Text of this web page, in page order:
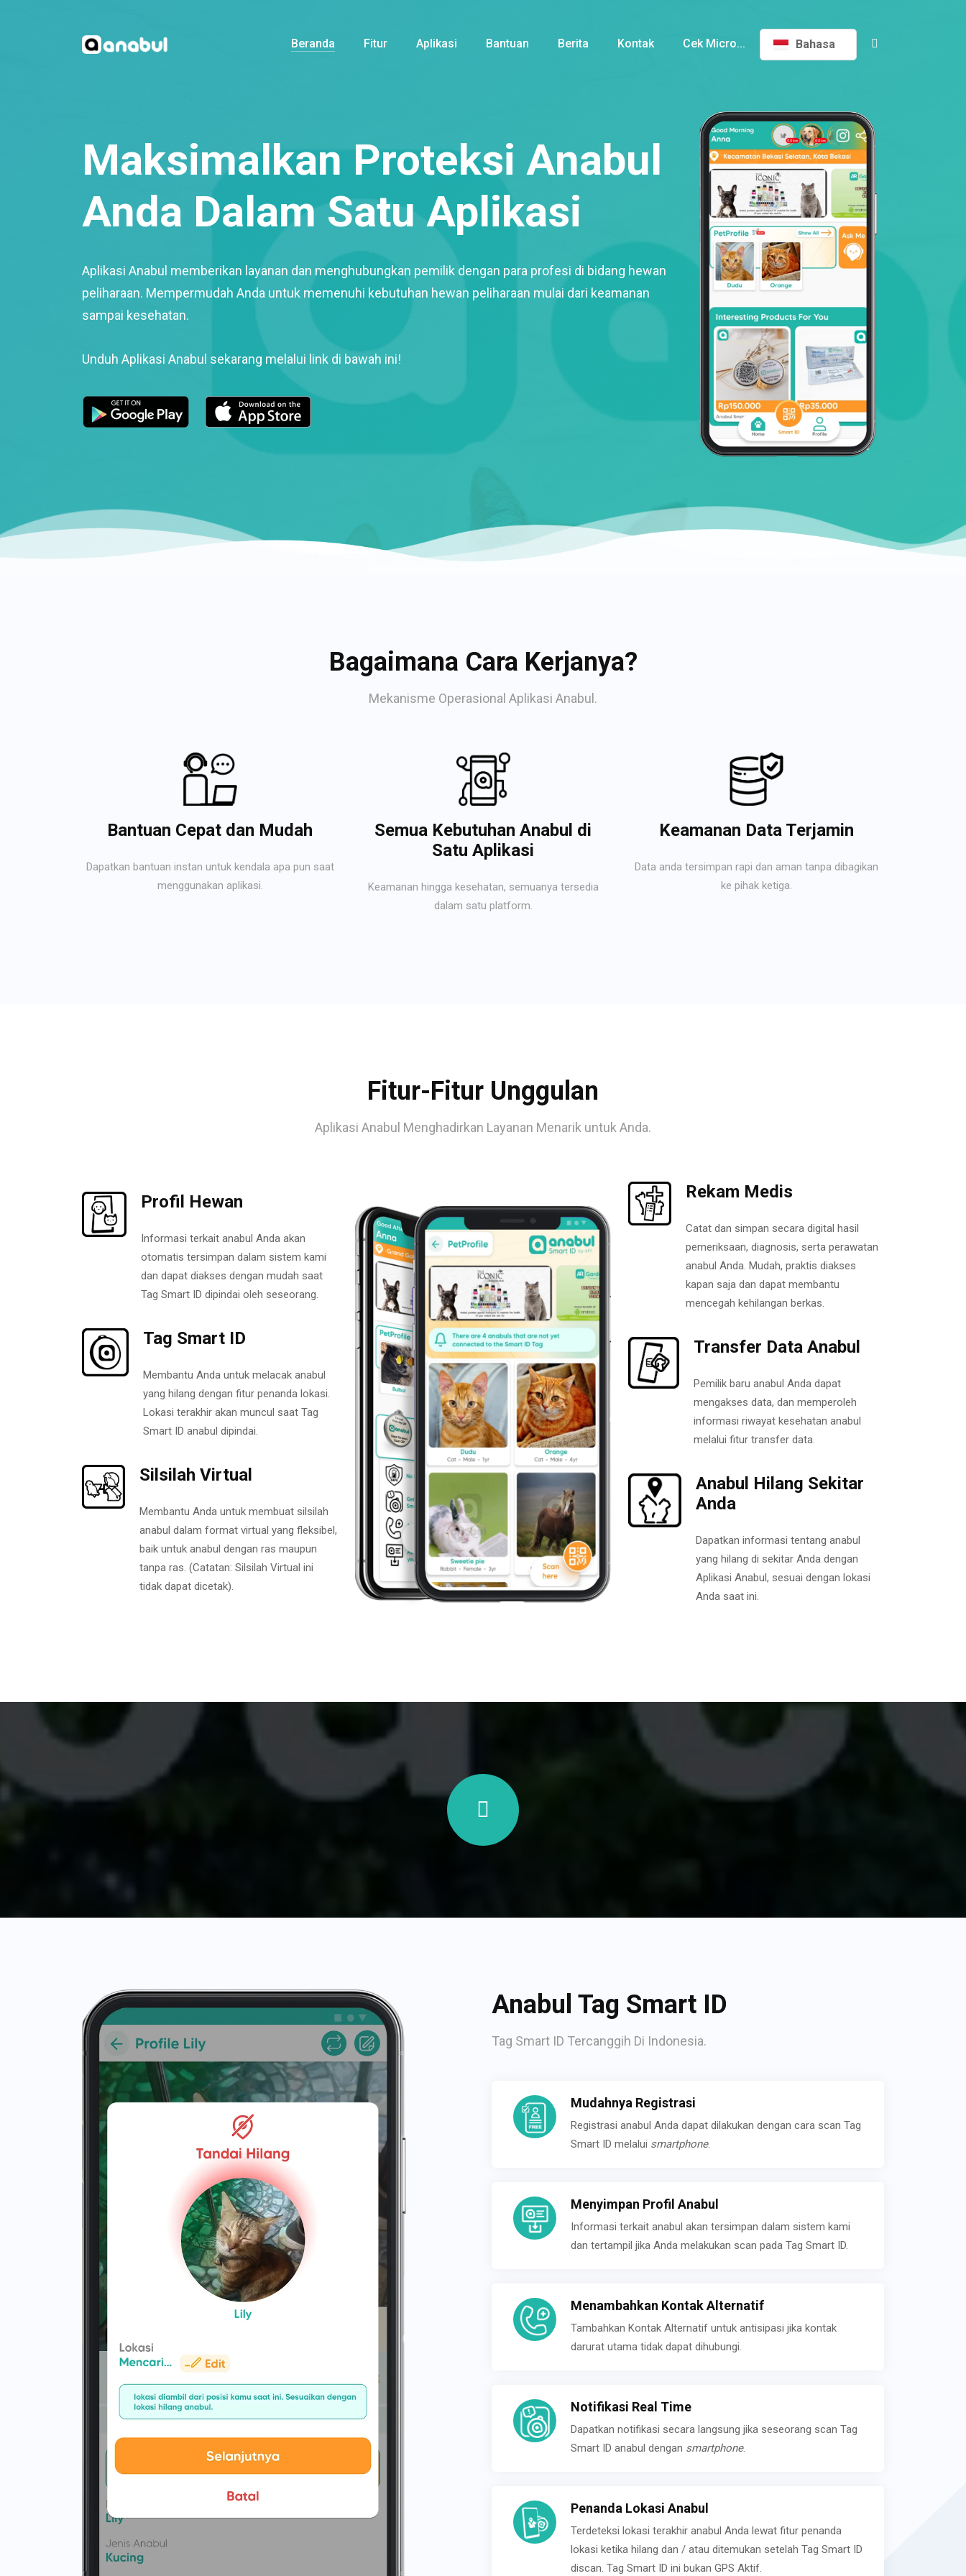
Beranda Fitur Aplikasi Bantuan Berita Kontak Cek Micro... Bahasa
Maksimalkan Proteksi Anabul
Anda Dalam Satu Aplikasi
Aplikasi Anabul memberikan layanan dan menghubungkan pemilik dengan para profesi di bidang hewan
peliharaan. Mempermudah Anda untuk memenuhi kebutuhan hewan peliharaan mulai dari keamanan
sampai kesehatan.
Unduh Aplikasi Anabul sekarang melalui link di bawah ini!
Bagaimana Cara Kerjanya?
Mekanisme Operasional Aplikasi Anabul.
Bantuan Cepat dan Mudah
Dapatkan bantuan instan untuk kendala apa pun saat
menggunakan aplikasi.
Semua Kebutuhan Anabul di
Satu Aplikasi
Keamanan hingga kesehatan, semuanya tersedia
dalam satu platform.
Keamanan Data Terjamin
Data anda tersimpan rapi dan aman tanpa dibagikan
ke pihak ketiga.
Fitur-Fitur Unggulan
Aplikasi Anabul Menghadirkan Layanan Menarik untuk Anda.
Profil Hewan
Informasi terkait anabul Anda akan
otomatis tersimpan dalam sistem kami
dan dapat diakses dengan mudah saat
Tag Smart ID dipindai oleh seseorang.
Tag Smart ID
Membantu Anda untuk melacak anabul
yang hilang dengan fitur penanda lokasi.
Lokasi terakhir akan muncul saat Tag
Smart ID anabul dipindai.
Silsilah Virtual
Membantu Anda untuk membuat silsilah
anabul dalam format virtual yang fleksibel,
baik untuk anabul dengan ras maupun
tanpa ras. (Catatan: Silsilah Virtual ini
tidak dapat dicetak).
Rekam Medis
Catat dan simpan secara digital hasil
pemeriksaan, diagnosis, serta perawatan
anabul Anda. Mudah, praktis diakses
kapan saja dan dapat membantu
mencegah kehilangan berkas.
Transfer Data Anabul
Pemilik baru anabul Anda dapat
mengakses data, dan memperoleh
informasi riwayat kesehatan anabul
melalui fitur transfer data.
Anabul Hilang Sekitar
Anda
Dapatkan informasi tentang anabul
yang hilang di sekitar Anda dengan
Aplikasi Anabul, sesuai dengan lokasi
Anda saat ini.
Anabul Tag Smart ID
Tag Smart ID Tercanggih Di Indonesia.
Mudahnya Registrasi
Registrasi anabul Anda dapat dilakukan dengan cara scan Tag
Smart ID melalui smartphone.
Menyimpan Profil Anabul
Informasi terkait anabul akan tersimpan dalam sistem kami
dan tertampil jika Anda melakukan scan pada Tag Smart ID.
Menambahkan Kontak Alternatif
Tambahkan Kontak Alternatif untuk antisipasi jika kontak
darurat utama tidak dapat dihubungi.
Notifikasi Real Time
Dapatkan notifikasi secara langsung jika seseorang scan Tag
Smart ID anabul dengan smartphone.
Penanda Lokasi Anabul
Terdeteksi lokasi terakhir anabul Anda lewat fitur penanda
lokasi ketika hilang dan / atau ditemukan setelah Tag Smart ID
discan. Tag Smart ID ini bukan GPS Aktif.